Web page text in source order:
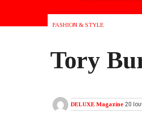
FASHION & STYLE
Tory
DELUXE Magazine 20